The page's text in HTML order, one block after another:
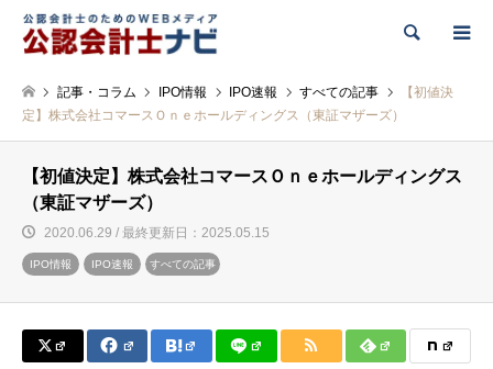
検索
記事・コラム IPO情報 IPO速報 すべての記事
【初値決
定】株式会社コマースＯｎｅホールディングス（東証マザーズ）
【初値決定】株式会社コマースＯｎｅホールディングス
（東証マザーズ）
2020.06.29 / 最終更新日：2025.05.15
IPO情報 IPO速報 すべての記事